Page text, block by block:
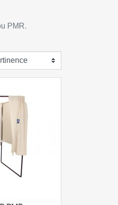
PMR.